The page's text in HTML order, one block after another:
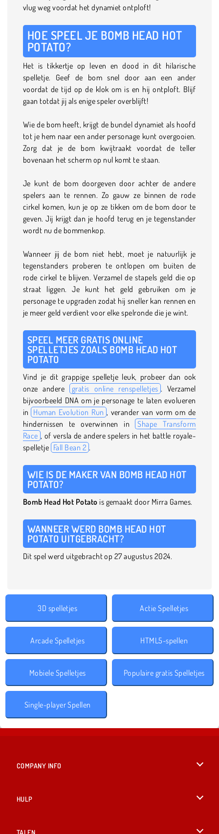
vlug weg voordat het dynamiet ontploft!
HOE SPEEL JE BOMB HEAD HOT
POTATO?
Het is tikkertje op leven en dood in dit hilarische
spelletje. Geef de bom snel door aan een ander
voordat de tijd op de klok om is en hij ontploft. Blijf
gaan totdat jij als enige speler overblijft!
Wie de bom heeft, krijgt de bundel dynamiet als hoofd
tot je hem naar een ander personage kunt overgooien.
Zorg dat je de bom kwijtraakt voordat de teller
bovenaan het scherm op nul komt te staan.
Je kunt de bom doorgeven door achter de andere
spelers aan te rennen. Zo gauw ze binnen de rode
cirkel komen, kun je op ze tikken om de bom door te
geven. Jij krijgt dan je hoofd terug en je tegenstander
wordt nu de bommenkop.
Wanneer jij de bom niet hebt, moet je natuurlijk je
tegenstanders proberen te ontlopen om buiten de
rode cirkel te blijven. Verzamel de stapels geld die op
straat liggen. Je kunt het geld gebruiken om je
personage te upgraden zodat hij sneller kan rennen en
je meer geld verdient voor elke spelronde die je wint.
SPEEL MEER GRATIS ONLINE
SPELLETJES ZOALS BOMB HEAD HOT
POTATO
Vind je dit grappige spelletje leuk, probeer dan ook
onze andere
gratis online renspelletjes . Verzamel
bijvoorbeeld DNA om je personage te laten evolueren
in Human Evolution Run , verander van vorm om de
hindernissen te overwinnen in Shape Transform
Race , of versla de andere spelers in het battle royale-
spelletje Fall Bean 2 .
WIE IS DE MAKER VAN BOMB HEAD HOT
POTATO?
Bomb Head Hot Potato is gemaakt door Mirra Games.
WANNEER WERD BOMB HEAD HOT
POTATO UITGEBRACHT?
Dit spel werd uitgebracht op 27 augustus 2024.
3D spelletjes Actie Spelletjes
Arcade Spelletjes HTML5-spellen
Mobiele Spelletjes Populaire gratis Spelletjes
Single-player Spellen
COMPANY INFO
HULP